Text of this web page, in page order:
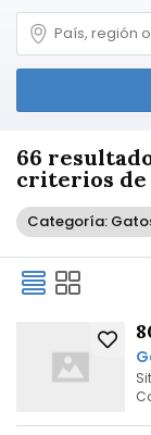
66
criterios de
Categoría: